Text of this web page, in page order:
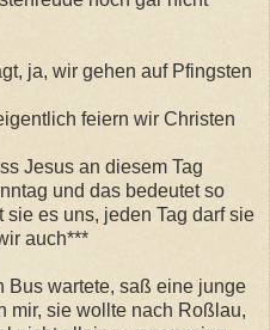
ja, wir gehen auf Pfingsten
feiern wir Christen
Jesus an diesem Tag
und das bedeutet so
es uns, jeden Tag darf sie
auch***
Bus wartete, saß eine junge
mir, sie wollte nach Roßlau,